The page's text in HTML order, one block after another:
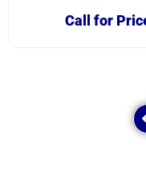
Call for